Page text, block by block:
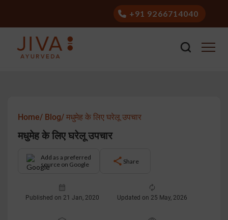
+91 9266714040
Home/ Blog/ मधुमेह के लिए घरेलू उपचार
मधुमेह के लिए घरेलू उपचार
Add as a preferred
source on Google
Share
Published on 21 Jan, 2020 Updated on 25 May, 2026